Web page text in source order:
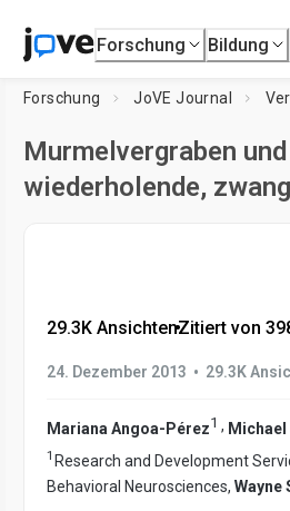
Forschung Bildung
Forschung JoVE Journal
Murmelvergraben
wiederholende,
29.3K Ansichten•Zitiert von
24. Dezember 2013 • 29.3K
Mariana Angoa-Pérez1 , Michael
1 Research and Development
Behavioral Neurosciences, Wayne